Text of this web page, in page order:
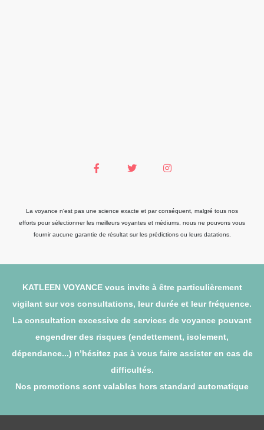
La voyance n'est pas une science exacte et par conséquent, malgré tous nos
efforts pour sélectionner les meilleurs voyantes et médiums, nous ne pouvons vous
fournir aucune garantie de résultat sur les prédictions ou leurs datations.
KATLEEN VOYANCE vous invite à être particulièrement
vigilant sur vos consultations, leur durée et leur fréquence.
La consultation excessive de services de voyance pouvant
engendrer des risques (endettement, isolement,
dépendance...) n’hésitez pas à vous faire assister en cas de
difficultés.
Nos promotions sont valables hors standard automatique